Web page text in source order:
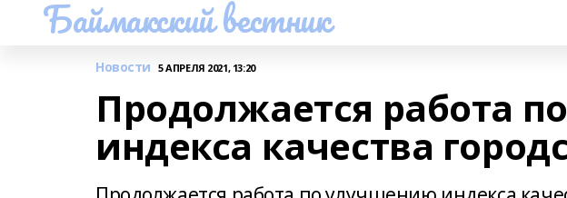
Баймакский вестник
Новости 5 АПРЕЛЯ 2021, 13:20
Продолжается работа
индекса качества